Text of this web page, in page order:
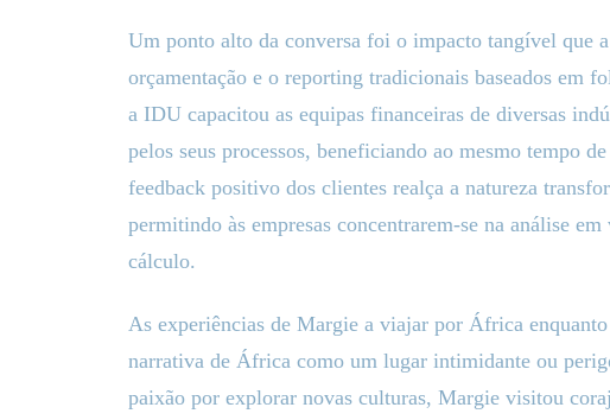
Um ponto alto da conversa foi o impacto tangível que
orçamentação e o reporting tradicionais baseados em
a IDU capacitou as equipas financeiras de diversas
pelos seus processos, beneficiando ao mesmo tempo
feedback positivo dos clientes realça a natureza
permitindo às empresas concentrarem-se na análise
cálculo.
As experiências de Margie a viajar por África
narrativa de África como um lugar intimidante ou
paixão por explorar novas culturas, Margie visitou